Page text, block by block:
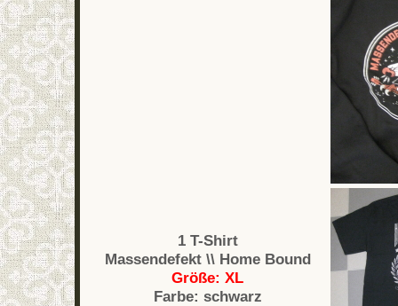
1 T-Shirt
Massendefekt \\ Home Bound
Größe: XL
Farbe: schwarz